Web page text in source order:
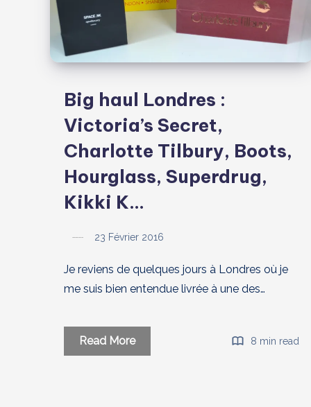
Big haul Londres :
Victoria’s Secret,
Charlotte Tilbury, Boots,
Hourglass, Superdrug,
Kikki K…
23 Février 2016
Je reviens de quelques jours à Londres où je
me suis bien entendue livrée à une des…
Read MoreBig
haul
8 min read